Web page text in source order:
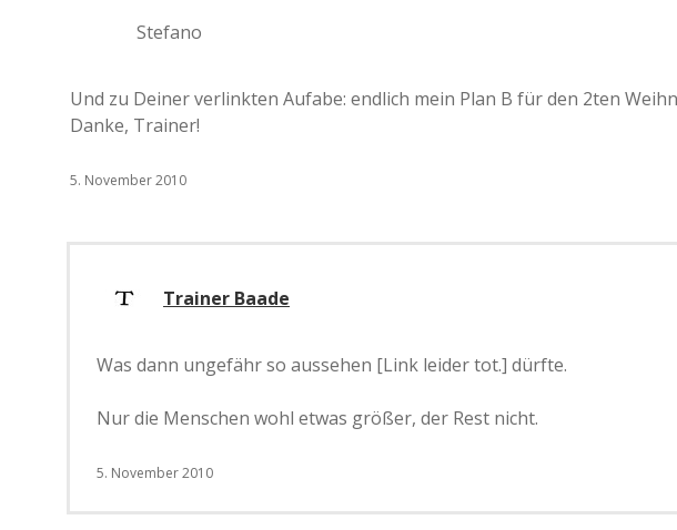
Stefano
Und zu Deiner verlinkten Aufabe: endlich mein Plan B für den 2ten
Danke, Trainer!
5. November 2010
Trainer Baade
Was dann ungefähr so aussehen [Link leider tot.] dürfte.
Nur die Menschen wohl etwas größer, der Rest nicht.
5. November 2010